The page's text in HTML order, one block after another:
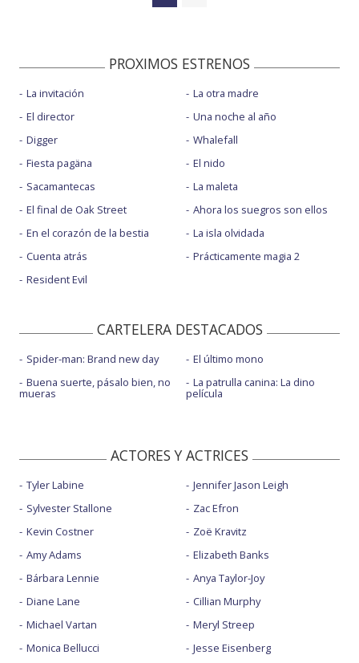
PROXIMOS ESTRENOS
La invitación
El director
Digger
Fiesta pagäna
Sacamantecas
El final de Oak Street
En el corazón de la bestia
Cuenta atrás
Resident Evil
La otra madre
Una noche al año
Whalefall
El nido
La maleta
Ahora los suegros son ellos
La isla olvidada
Prácticamente magia 2
CARTELERA DESTACADOS
Spider-man: Brand new day
Buena suerte, pásalo bien, no
mueras
El último mono
La patrulla canina: La dino
película
ACTORES Y ACTRICES
Tyler Labine
Sylvester Stallone
Kevin Costner
Amy Adams
Bárbara Lennie
Diane Lane
Michael Vartan
Monica Bellucci
Jennifer Jason Leigh
Zac Efron
Zoë Kravitz
Elizabeth Banks
Anya Taylor-Joy
Cillian Murphy
Meryl Streep
Jesse Eisenberg